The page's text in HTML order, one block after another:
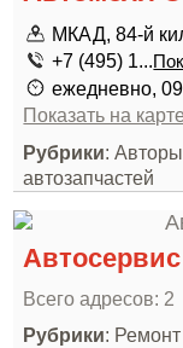
МКАД, 84-й
+7 (495) 1...
ежедневно,
Показать на карте
Рубрики:
автозапчастей
Всего адресов: 2
Рубрики: